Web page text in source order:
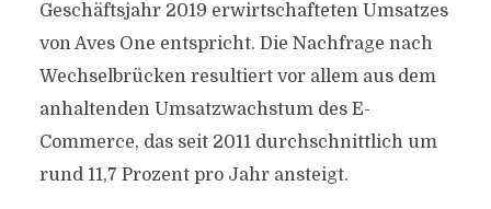
Geschäftsjahr 2019 erwirtschafteten Umsatzes
von Aves One entspricht. Die Nachfrage nach
Wechselbrücken resultiert vor allem aus dem
anhaltenden Umsatzwachstum des E-
Commerce, das seit 2011 durchschnittlich um
rund 11,7 Prozent pro Jahr ansteigt.